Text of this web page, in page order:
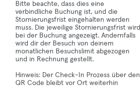
Bitte beachte, dass dies eine
verbindliche Buchung ist, und die
Stornierungsfrist eingehalten werden
muss. Die jeweilige Stornierungsfrist wird
bei der Buchung angezeigt. Andernfalls
wird dir der Besuch von deinem
monatlichen Besuchslimit abgezogen
und in Rechnung gestellt.
Hinweis: Der Check-In Prozess über den
QR Code bleibt vor Ort weiterhin